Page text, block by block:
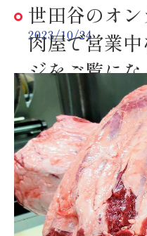
世田谷のオ
肉屋で営業
ジをご覧に
般には出回
輸入牛です
2023/10/24